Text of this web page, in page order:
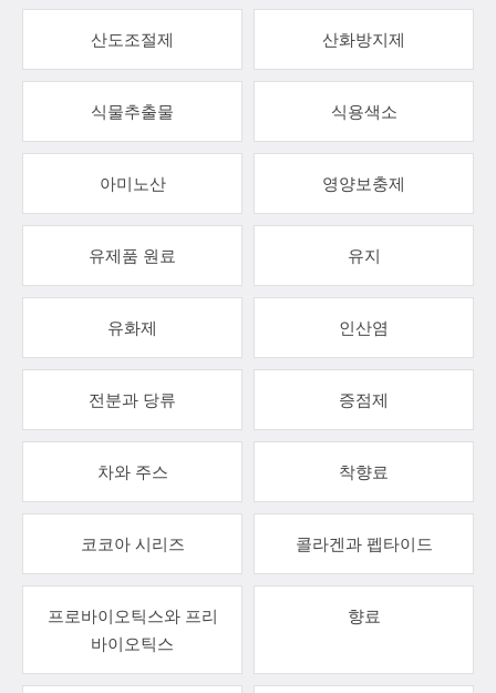
산도조절제 산화방지제
식물추출물 식용색소
아미노산 영양보충제
유제품 원료 유지
유화제 인산염
전분과 당류 증점제
차와 주스 착향료
코코아 시리즈 콜라겐과 펩타이드
프로바이오틱스와 프리
바이오틱스
향료